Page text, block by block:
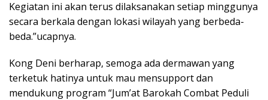
Kegiatan ini akan terus dilaksanakan setiap minggunya
secara berkala dengan lokasi wilayah yang berbeda-
beda.”ucapnya.
Kong Deni berharap, semoga ada dermawan yang
terketuk hatinya untuk mau mensupport dan
mendukung program “Jum’at Barokah Combat Peduli